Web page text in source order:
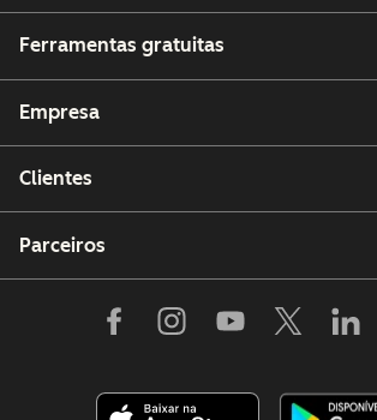
Ferramentas gratuitas
Empresa
Clientes
Parceiros